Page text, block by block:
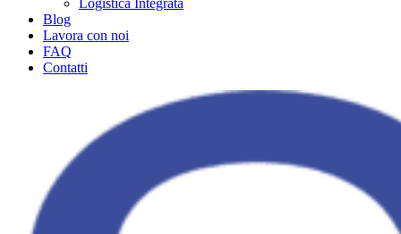
Logistica Integrata
Blog
Lavora con noi
FAQ
Contatti